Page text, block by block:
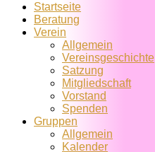
Startseite
Beratung
Verein
Allgemein
Vereins­geschichte
Satzung
Mitglied­schaft
Vorstand
Spenden
Gruppen
Allgemein
Kalender